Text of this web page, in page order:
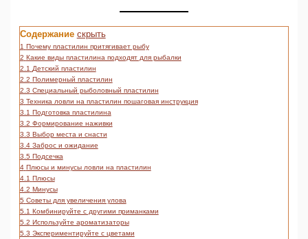
Содержание скрыть
1 Почему пластилин притягивает рыбу
2 Какие виды пластилина подходят для рыбалки
2.1 Детский пластилин
2.2 Полимерный пластилин
2.3 Специальный рыболовный пластилин
3 Техника ловли на пластилин пошаговая инструкция
3.1 Подготовка пластилина
3.2 Формирование наживки
3.3 Выбор места и снасти
3.4 Заброс и ожидание
3.5 Подсечка
4 Плюсы и минусы ловли на пластилин
4.1 Плюсы
4.2 Минусы
5 Советы для увеличения улова
5.1 Комбинируйте с другими приманками
5.2 Используйте ароматизаторы
5.3 Экспериментируйте с цветами